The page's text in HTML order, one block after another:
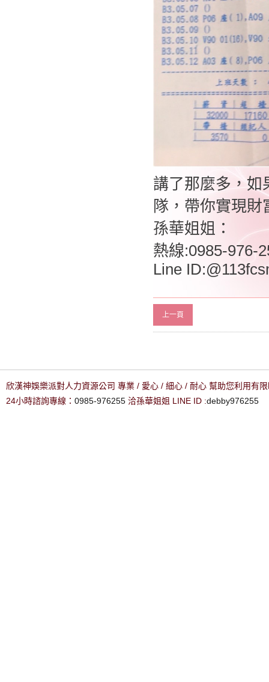
講了那麼多，如
隊，帶你實現財
孫華姐姐：
熱線:0985-976-
Line
上一頁
欣漢神娛樂派對人力資源公司 專業 / 愛心 / 細心 / 耐心 幫助您利用有
24小時諮詢專線： 0985-976255 洽孫華姐姐 LINE ID :debby976255